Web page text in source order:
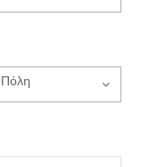
Πόλη